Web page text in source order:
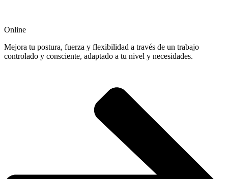
Online
Mejora tu postura, fuerza y flexibilidad a través de un trabajo
controlado y consciente, adaptado a tu nivel y necesidades.